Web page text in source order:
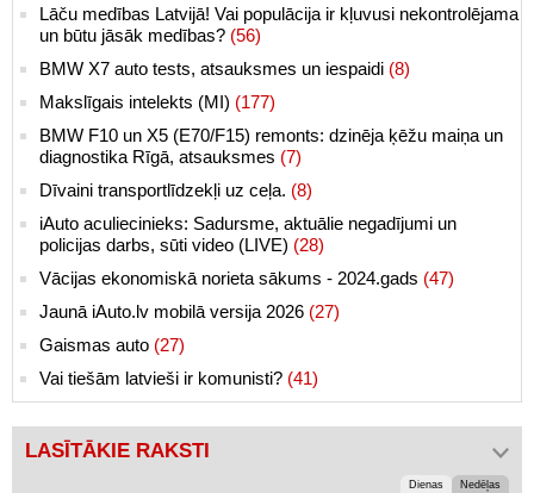
Lāču medības Latvijā! Vai populācija ir kļuvusi nekontrolējama
un būtu jāsāk medības? (56)
BMW X7 auto tests, atsauksmes un iespaidi (8)
Makslīgais intelekts (MI) (177)
BMW F10 un X5 (E70/F15) remonts: dzinēja ķēžu maiņa un
diagnostika Rīgā, atsauksmes (7)
Dīvaini transportlīdzekļi uz ceļa. (8)
iAuto aculiecinieks: Sadursme, aktuālie negadījumi un
policijas darbs, sūti video (LIVE) (28)
Vācijas ekonomiskā norieta sākums - 2024.gads (47)
Jaunā iAuto.lv mobilā versija 2026 (27)
Gaismas auto (27)
Vai tiešām latvieši ir komunisti? (41)
LASĪTĀKIE RAKSTI
Dienas Nedēļas